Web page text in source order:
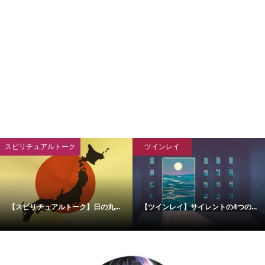
】日の丸...
ツインレイ
【ツインレイ】サイレントの4つの... 【ツインレイ】追い